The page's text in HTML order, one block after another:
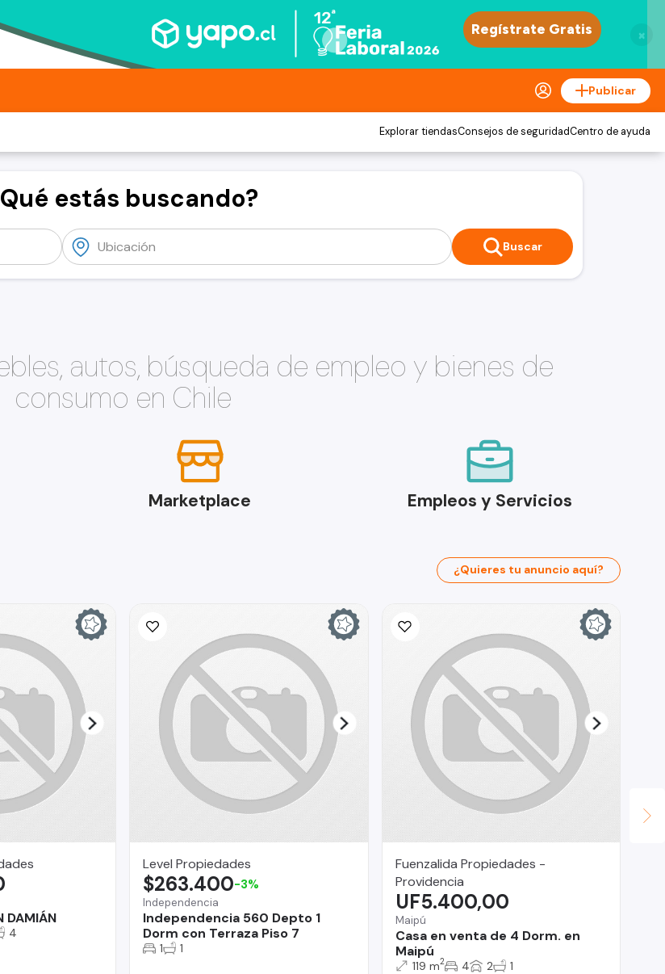
×
Publicar
Explorar tiendasConsejos de seguridadCentro de ayuda
estás buscando?
Buscar
autos, búsqueda de empleo y bienes de
consumo en Chile
Marketplace Empleos y Servicios
¿Quieres tu anuncio aquí?
DAMIÁN
4
Level Propiedades
Independencia
Independencia 560 Depto 1
Dorm con Terraza Piso 7
$263.400-3%
1 1
Fuenzalida Propiedades -
Providencia
Maipú
Casa en venta de 4 Dorm. en
Maipú
UF5.400,00
119 m2 4 2 1